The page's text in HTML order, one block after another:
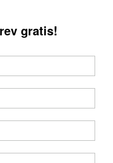
gratis!